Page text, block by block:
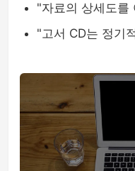
"자료의 상세도를
"고서 CD는 정기